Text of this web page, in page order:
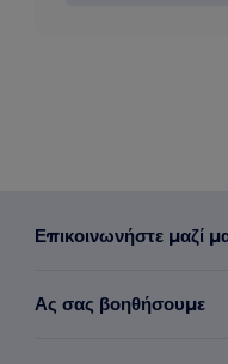
Επικοινωνήστε μαζί
Ας σας βοηθήσουμε